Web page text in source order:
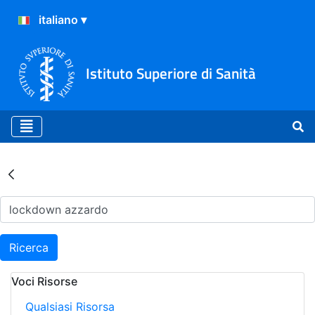
Istituto Superiore di Sanità
Risultati della Ricerca -
Ricerca
Voci Risorse
Qualsiasi Risorsa